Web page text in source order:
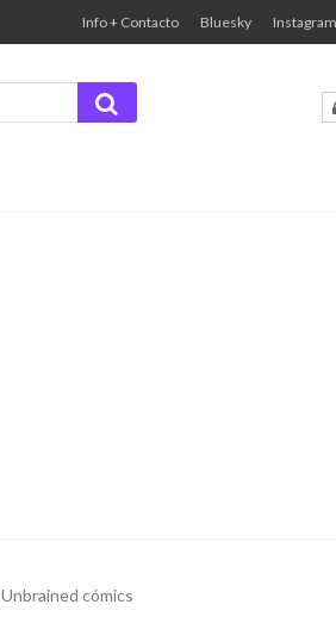
Info + Contacto Bluesky Instagram
Unbrained cómics